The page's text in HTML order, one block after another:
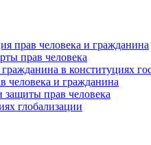
прав человека и гражданина
прав человека
в конституциях
человека и гражданина
прав человека
глобализации